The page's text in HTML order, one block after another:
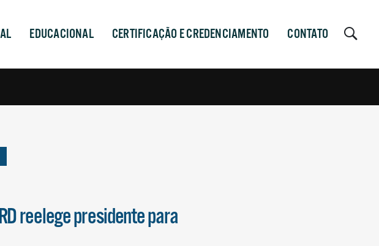
EDUCACIONAL CERTIFICAÇÃO E CREDENCIAMENTO CONTATO
reelege presidente para